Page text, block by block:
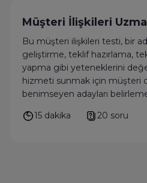
Müşteri İlişkileri
Bu müşteri ilişkileri testi, bir
geliştirme, teklif hazırlama,
yapma gibi yeteneklerini
hizmeti sunmak için müşteri
benimseyen adayları
15 dakika
20 soru